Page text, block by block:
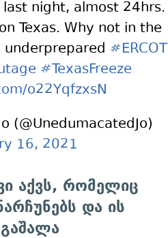
night, almost 24hrs.
Texas. Why not in the
underprepared #ERCOT
#TexasFreeze
o22YqfzxsN
(@UnedumacatedJo)
16, 2021
აქვს, რომელიც
და ის